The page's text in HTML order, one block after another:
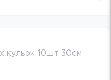
кульок 10шт 30см